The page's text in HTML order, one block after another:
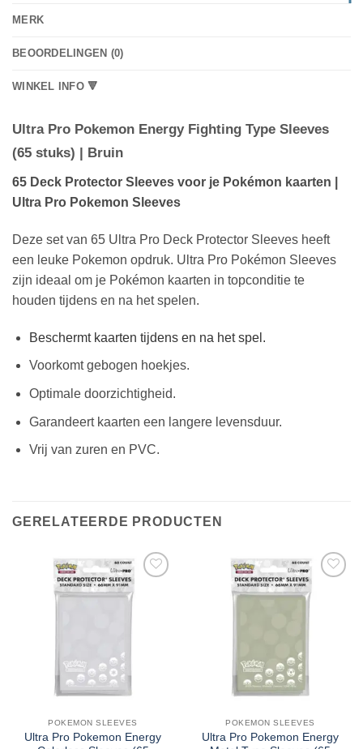
MERK
BEOORDELINGEN (0)
WINKEL INFO 🔻
Ultra Pro Pokemon Energy Fighting Type Sleeves
(65 stuks) | Bruin
65 Deck Protector Sleeves voor je Pokémon kaarten |
Ultra Pro Pokemon Sleeves
Deze set van 65 Ultra Pro Deck Protector Sleeves heeft
een leuke Pokemon opdruk. Ultra Pro Pokémon Sleeves
zijn ideaal om je Pokémon kaarten in topconditie te
houden tijdens en na het spelen.
Beschermt kaarten tijdens en na het spel.
Voorkomt gebogen hoekjes.
Optimale doorzichtigheid.
Garandeert kaarten een langere levensduur.
Vrij van zuren en PVC.
GERELATEERDE PRODUCTEN
POKEMON SLEEVES
Ultra Pro Pokemon Energy
POKEMON SLEEVES
Ultra Pro Pokemon Energy